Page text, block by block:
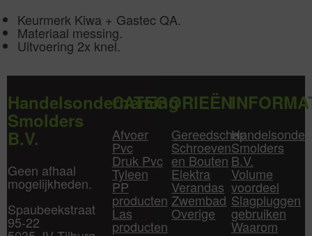
Keurmerk Kiwa + Gastec QA.
Materiaal messing.
Uitvoering 2x knel.
Handelsonderneming
Smolders
B.V.
Geen afhaal
mogelijkheden.
Spaubeekstraat
95-22
CATEGORIEËN
Afvoer
Pvc
Druk Pvc
Tyleen
PP
producten
Las
producten
Gereedschap
Schroeven
en Bouten
Elektra
Verandas
Zwembad
Overige
Smolders
B.V.
Volume
voordeel
Slagpluggen
gebruiken
Waarom